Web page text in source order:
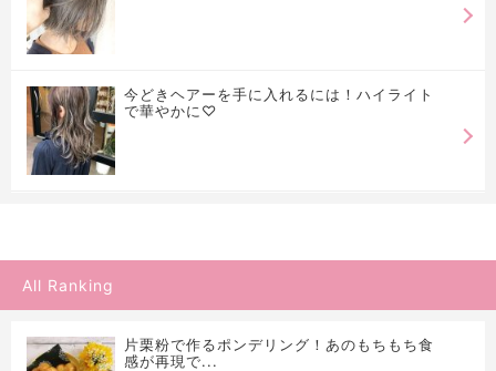
今どきヘアーを手に入れるには！ハイライト
で華やかに♡
All Ranking
片栗粉で作るポンデリング！あのもちもち食
感が再現で...